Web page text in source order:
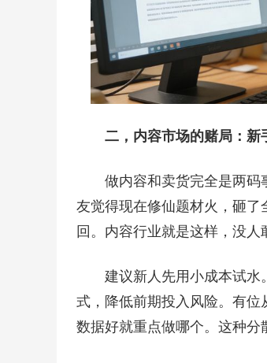
二，内容市场的赌局：新
做内容和卖货完全是两码
友觉得现在修仙题材火，砸
回。内容行业就是这样，没人
建议新人先用小成本试水
式，降低前期投入风险。有位
数据好就重点做哪个。这种分